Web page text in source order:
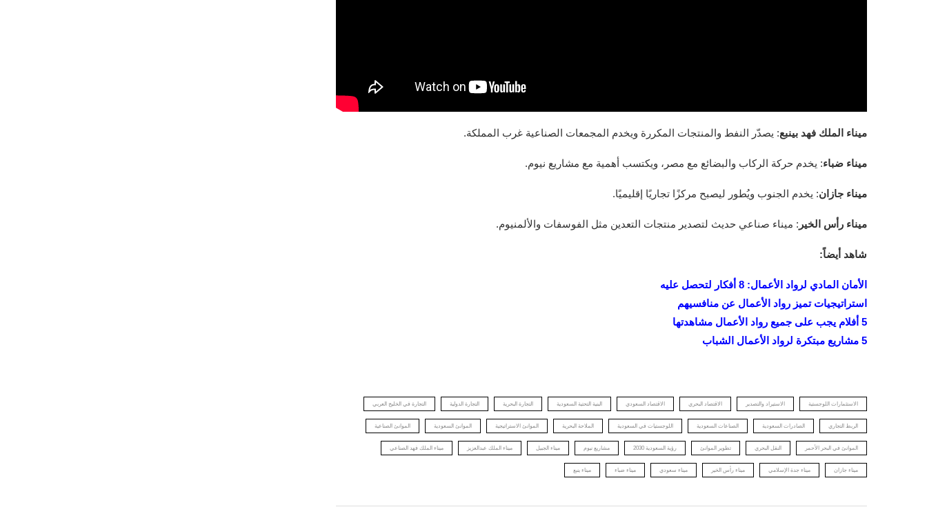
ميناء الملك فهد بينبع: يصدّر النفط والمنتجات المكررة ويخدم المجمعات الصناعية غرب المملكة.
ميناء ضباء: يخدم حركة الركاب والبضائع مع مصر، ويكتسب أهمية مع مشاريع نيوم.
ميناء جازان: يخدم الجنوب ويُطور ليصبح مركزًا تجاريًا إقليميًا.
ميناء رأس الخير : ميناء صناعي حديث لتصدير منتجات التعدين مثل الفوسفات والألمنيوم.
شاهد أيضاً:
الأمان المادي لرواد الأعمال: 8 أفكار لتحصل عليه
استراتيجيات تميز رواد الأعمال عن منافسيهم
5 أفلام يجب على جميع رواد الأعمال مشاهدتها
5 مشاريع مبتكرة لرواد الأعمال الشباب
الاستثمارات اللوجستية الاستيراد والتصدير الاقتصاد البحري الاقتصاد السعودي البنية التحتية السعودية التجارة البحرية التجارة الدولية التجارة في الخليج العربي
الربط التجاري الصادرات السعودية الصناعات السعودية اللوجستيات في السعودية الملاحة البحرية الموانئ الاستراتيجية الموانئ السعودية الموانئ الصناعية
الموانئ في البحر الأحمر النقل البحري تطوير الموانئ رؤية السعودية 2030 مشاريع نيوم ميناء الجبيل ميناء الملك عبدالعزيز ميناء الملك فهد الصناعي
ميناء جازان ميناء جدة الإسلامي ميناء رأس الخير ميناء سعودي ميناء ضباء ميناء ينبع